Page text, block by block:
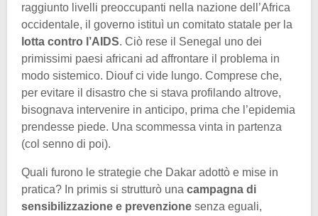
raggiunto livelli preoccupanti nella nazione dell’Africa
occidentale, il governo istituì un comitato statale per la
lotta contro l’AIDS. Ciò rese il Senegal uno dei
primissimi paesi africani ad affrontare il problema in
modo sistemico. Diouf ci vide lungo. Comprese che,
per evitare il disastro che si stava profilando altrove,
bisognava intervenire in anticipo, prima che l’epidemia
prendesse piede. Una scommessa vinta in partenza
(col senno di poi).
Quali furono le strategie che Dakar adottò e mise in
pratica? In primis si strutturò una campagna di
sensibilizzazione e prevenzione senza eguali,